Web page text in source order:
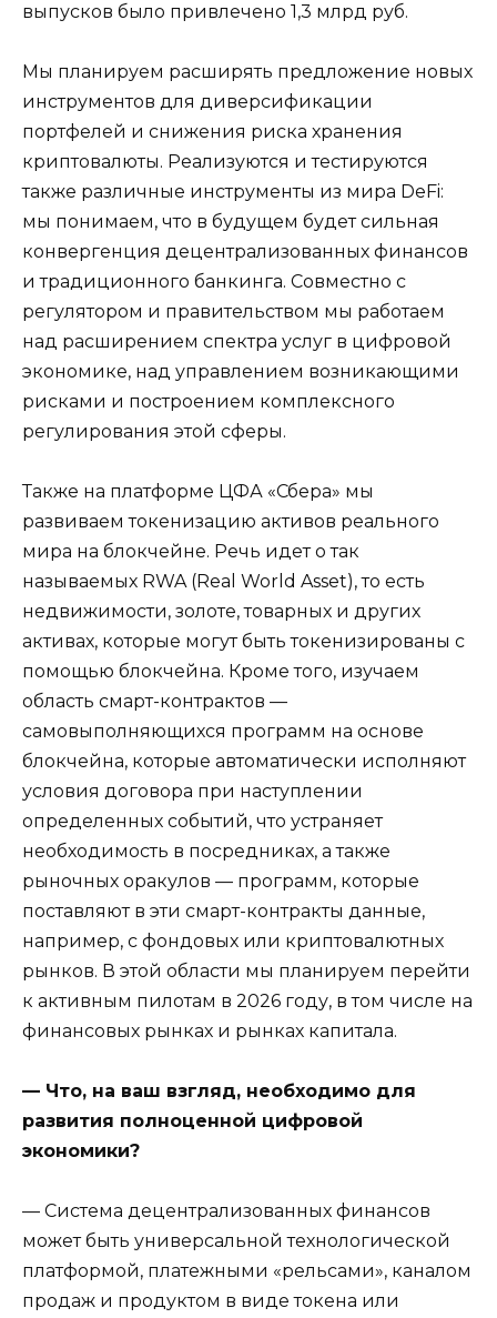
выпусков было привлечено 1,3 млрд руб.
Мы планируем расширять предложение новых
инструментов для диверсификации
портфелей и снижения риска хранения
криптовалюты. Реализуются и тестируются
также различные инструменты из мира DeFi:
мы понимаем, что в будущем будет сильная
конвергенция децентрализованных финансов
и традиционного банкинга. Совместно с
регулятором и правительством мы работаем
над расширением спектра услуг в цифровой
экономике, над управлением возникающими
рисками и построением комплексного
регулирования этой сферы.
Также на платформе ЦФА «Сбера» мы
развиваем токенизацию активов реального
мира на блокчейне. Речь идет о так
называемых RWA (Real World Asset), то есть
недвижимости, золоте, товарных и других
активах, которые могут быть токенизированы с
помощью блокчейна. Кроме того, изучаем
область смарт-контрактов —
самовыполняющихся программ на основе
блокчейна, которые автоматически исполняют
условия договора при наступлении
определенных событий, что устраняет
необходимость в посредниках, а также
рыночных оракулов — программ, которые
поставляют в эти смарт-контракты данные,
например, с фондовых или криптовалютных
рынков. В этой области мы планируем перейти
к активным пилотам в 2026 году, в том числе на
финансовых рынках и рынках капитала.
— Что, на ваш взгляд, необходимо для
развития полноценной цифровой
экономики?
— Система децентрализованных финансов
может быть универсальной технологической
платформой, платежными «рельсами», каналом
продаж и продуктом в виде токена или